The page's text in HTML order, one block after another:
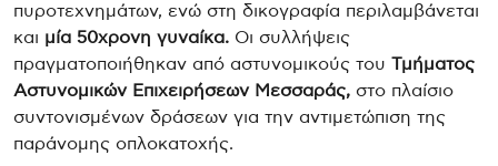
πυροτεχνημάτων, ενώ στη δικογραφία περιλαμβάνεται
και μία 50χρονη γυναίκα. Οι συλλήψεις
πραγματοποιήθηκαν από αστυνομικούς του Τμήματος
Αστυνομικών Επιχειρήσεων Μεσσαράς, στο πλαίσιο
συντονισμένων δράσεων για την αντιμετώπιση της
παράνομης οπλοκατοχής.